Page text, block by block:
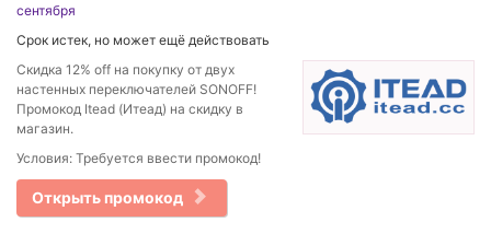
сентября
Срок истек, но может ещё действовать
Скидка 12% off на покупку от двух
настенных переключателей SONOFF!
Промокод Itead (Итеад) на скидку в
магазин.
Условия: Требуется ввести промокод!
Открыть промокод